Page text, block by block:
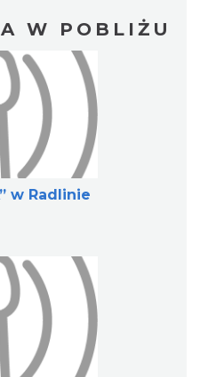
W POBLIŻU
w Radlinie